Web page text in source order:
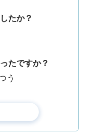
たか？
たですか？
う